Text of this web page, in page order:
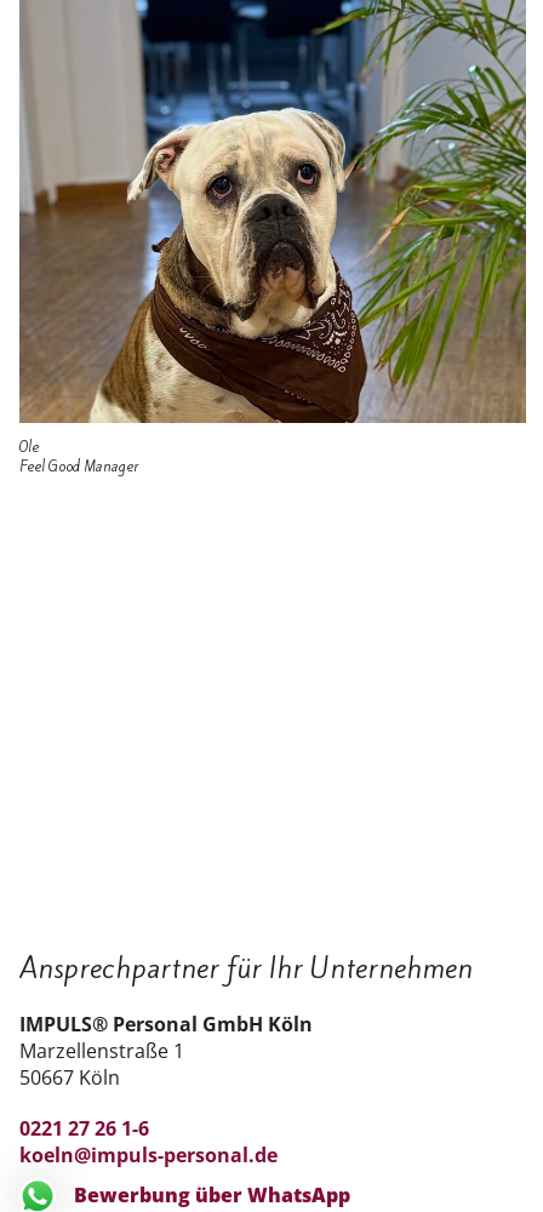
Ole
Feel Good Manager
Ansprechpartner für Ihr Unternehmen
IMPULS® Personal GmbH Köln
Marzellenstraße 1
50667 Köln
0221 27 26 1-6
koeln@impuls-personal.de
Bewerbung über WhatsApp